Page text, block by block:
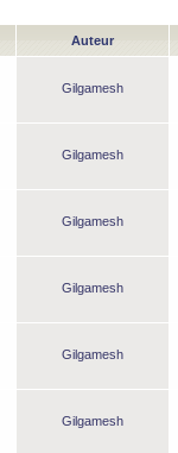
Auteur
Gilgamesh
Gilgamesh
Gilgamesh
Gilgamesh
Gilgamesh
Gilgamesh